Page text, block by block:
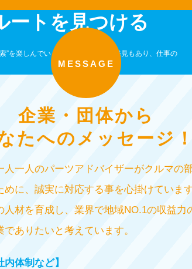
ートを見つける
”を楽しんでいます。意外なルート発見もあり、仕事の
MESSAGE
企業・団体から
たへのメッセージ！
人一人のパーツアドバイザーがクルマの
めに、誠実に対応する事を心掛けていま
人材を育成し、業界で地域NO.1の収益力
ありたいと考えています。
体制など】